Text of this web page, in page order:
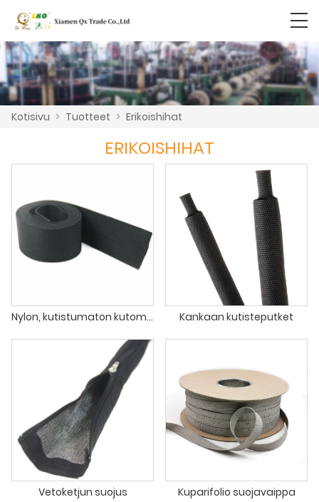
Kotisivu > Tuotteet > Erikoishihat
ERIKOISHIHAT
Nylon, kutistumaton kutomakangas Kankaan kutisteputket
Vetoketjun suojus Kuparifolio suojavaippa